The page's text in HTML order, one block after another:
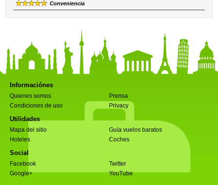
Conveniencia
Informaciónes
Quienes somos
Prensa
Condiciones de uso
Privacy
Utilidades
Mapa del sitio
Guía vuelos baratos
Hoteles
Coches
Social
Facebook
Twitter
Google+
YouTube